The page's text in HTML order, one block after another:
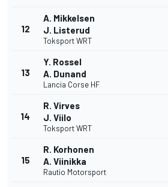
12
A. Mikkelsen
J. Listerud
Toksport WRT
13
Y. Rossel
A. Dunand
Lancia Corse HF
14
R. Virves
J. Viilo
Toksport WRT
15
R. Korhonen
A. Viinikka
Rautio Motorsport